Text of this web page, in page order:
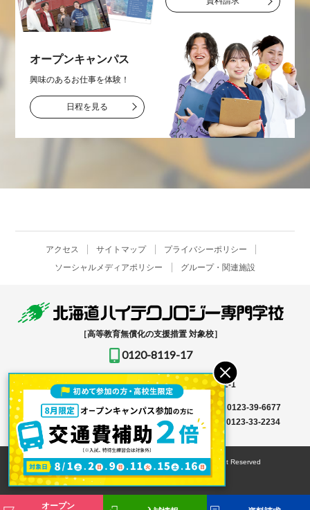
オープンキャンパス
興味のあるお仕事を体験！
日程を見る
アクセス サイトマップ
プライバシーポリシー
ソーシャルメディアポリシー
グループ・関連施設
［高等教育無償化の支援措置 対象校］
0120-8119-17
〒061-1396北海道恵庭市恵み野北2-12-1
入学事務局はこちら → TEL0123-39-6666
FAX 0123-39-6677
その他はこちら →
0123-36-8119FAX 0123-33-2234
© HOKKAIDO HIGH-TECHNOLOGY COLLEGE All Right Reserved
オープン